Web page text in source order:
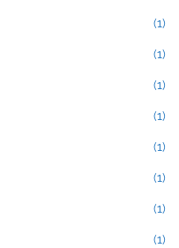
(1)
(1)
(1)
(1)
(1)
(1)
(1)
(1)